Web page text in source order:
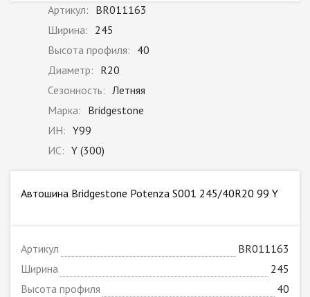
Артикул: BR011163
Ширина: 245
Высота профиля: 40
Диаметр: R20
Сезонность: Летняя
Марка: Bridgestone
ИН: Y99
ИС: Y (300)
Автошина Bridgestone Potenza S001 245/40R20 99 Y
Артикул
BR011163
Ширина
245
Высота профиля
40